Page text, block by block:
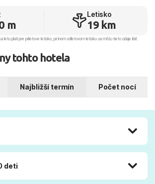
m
Letisko
19 km
letu platí pre príletové letisko, pri inom odletovom letisku sa môžu tieto údaje líšiť.
tohto hotela
Najbližší termín Počet nocí
deti